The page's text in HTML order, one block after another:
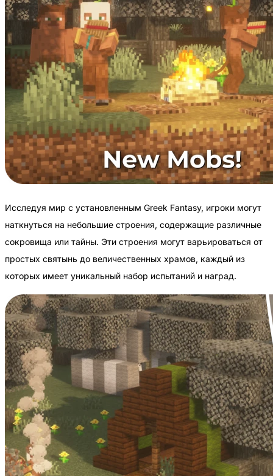
Исследуя мир с установленным Greek Fantasy, игроки могут
наткнуться на небольшие строения, содержащие различные
сокровища или тайны. Эти строения могут варьироваться от
простых святынь до величественных храмов, каждый из
которых имеет уникальный набор испытаний и наград.